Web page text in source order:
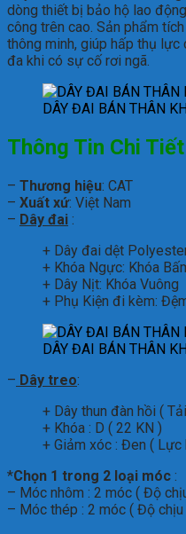
dòng thiết bị bảo hộ lao
công trên cao. Sản phẩm
thông minh, giúp hấp thụ
đa khi có sự cố rơi ngã.
DÂY ĐAI BÁN THÂN
Thông Tin Chi
– Thương hiệu: CAT
– Xuất xứ: Việt Nam
– Dây đai :
+ Dây đai dệt
+ Khóa Ngực: Khóa
+ Dây Nịt: Khóa Vuông
+ Phụ Kiện đi kèm:
DÂY ĐAI BÁN THÂN
– Dây treo:
+ Dây thun đàn hồi (
+ Khóa : D ( 22 KN )
+ Giảm xóc : Đen ( Lực
*Chọn 1 trong 2 loại móc :
– Móc nhôm : 2 móc ( Độ
– Móc thép : 2 móc ( Độ